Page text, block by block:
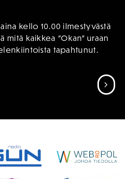
kello 10.00 ilmestyvästä
mitä kaikkea ”Okan” uraan
tapahtunut.